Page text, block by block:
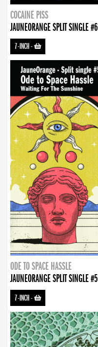
COCAINE PISS
JAUNEORANGE SPLIT SINGLE #6
7-INCH-
ODE TO SPACE HASSLE
JAUNEORANGE SPLIT SINGLE #5
7-INCH-